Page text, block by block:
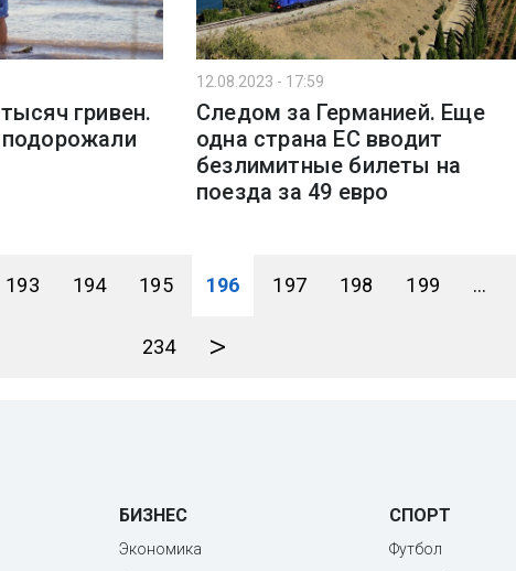
гривен.
12.08.2023 - 17:59
Следом за Германией. Еще
одна страна ЕС вводит
безлимитные билеты на
поезда за 49 евро
193 194 195 196 197 198 199 ...
234 >
БИЗНЕС
Экономика
СПОРТ
Футбол